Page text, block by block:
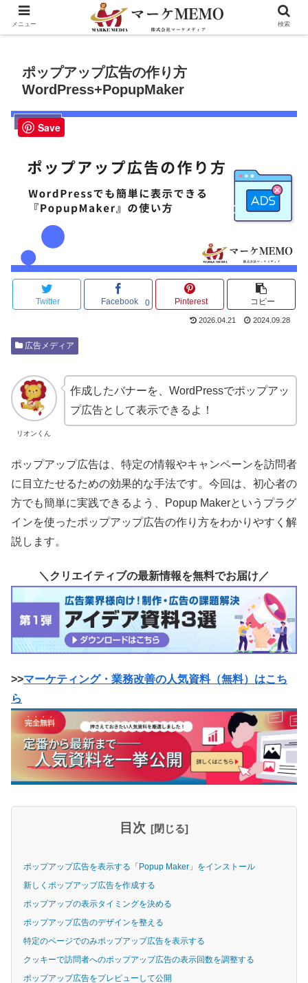
ポップアップ広告の作り方
WordPress+PopupMaker
広告メディア
Twitter Facebook 0 Pinterest コピー
2026.04.21 2024.09.28
広告メディア
リオンくん
作成したバナーを、WordPressでポップアッ
プ広告として表示できるよ！
ポップアップ広告は、特定の情報やキャンペーンを訪問者
に目立たせるための効果的な手法です。今回は、初心者の
方でも簡単に実践できるよう、Popup Makerというプラグ
インを使ったポップアップ広告の作り方をわかりやすく解
説します。
＼クリエイティブの最新情報を無料でお届け／
>>マーケティング・業務改善の人気資料（無料）はこち
ら
目次
ポップアップ広告を表示する「Popup Maker」をインストール
新しくポップアップ広告を作成する
ポップアップの表示タイミングを決める
ポップアップ広告のデザインを整える
特定のページでのみポップアップ広告を表示する
クッキーで訪問者へのポップアップ広告の表示回数を調整する
ポップアップ広告をプレビューして公開
メニュー 検索
Save